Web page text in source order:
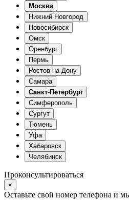
Москва
Нижний Новгород
Новосибирск
Омск
Оренбург
Пермь
Ростов на Дону
Самара
Санкт-Петербург
Симферополь
Сургут
Тюмень
Уфа
Хабаровск
Челябинск
Проконсультироваться
×
Оставьте свой номер телефона и